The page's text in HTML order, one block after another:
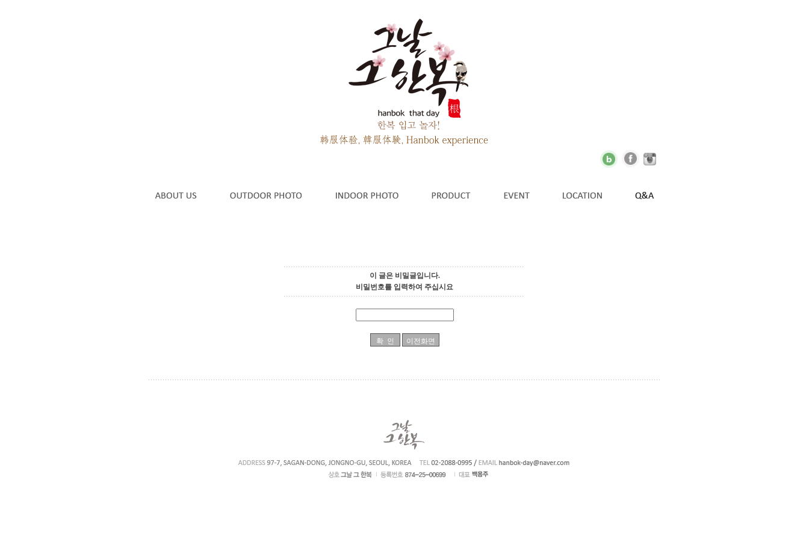
이 글은 비밀글입니다.
비밀번호를 입력하여 주십시요